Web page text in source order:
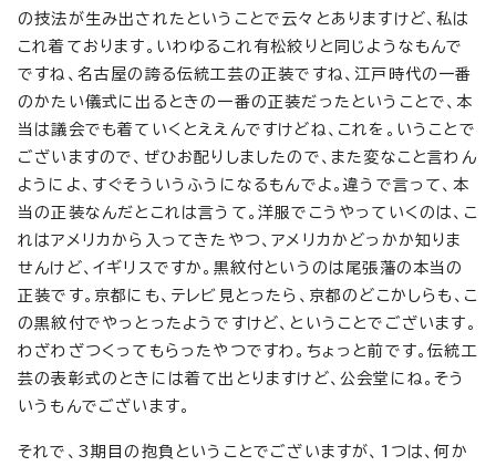
の技法が生み出されたということで云々とありますけど、私は
これ着ております。いわゆるこれ有松絞りと同じようなもんで
ですね、名古屋の誇る伝統工芸の正装ですね、江戸時代の一番
のかたい儀式に出るときの一番の正装だったということで、本
当は議会でも着ていくとええんですけどね、これを。いうことで
ございますので、ぜひお配りしましたので、また変なこと言わん
ようによ、すぐそういうふうになるもんでよ。違うで言って、本
当の正装なんだとこれは言うて。洋服でこうやっていくのは、こ
れはアメリカから入ってきたやつ、アメリカかどっかか知りま
せんけど、イギリスですか。黒紋付というのは尾張藩の本当の
正装です。京都にも、テレビ見とったら、京都のどこかしらも、こ
の黒紋付でやっとったようですけど、ということでございます。
わざわざつくってもらったやつですわ。ちょっと前です。伝統工
芸の表彰式のときには着て出とりますけど、公会堂にね。そう
いうもんでございます。
それで、3期目の抱負ということでございますが、1つは、何か